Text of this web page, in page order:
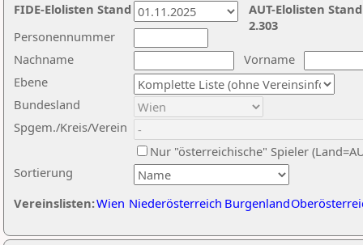
Nachname
Vorname
Ebene
Sortierung
Personennummer
Bundesland
Spgem./Kreis/Verein
Nur "österreichische" Spieler
Vereinslisten:Wien Niederösterreich Burgenland
AUT-Elolisten
2.303
FIDE-Elolisten Stand